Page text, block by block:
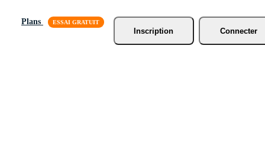
Plans
Inscription
Connecter